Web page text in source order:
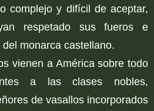
complejo y difícil de aceptar,
respetado sus fueros e
monarca castellano.
vienen a América sobre todo
a las clases nobles,
de vasallos incorporados